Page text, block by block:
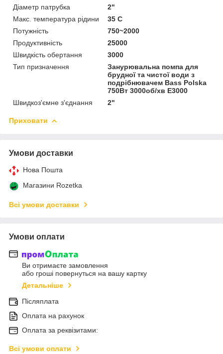
Діаметр патрубка
2"
Макс. температура рідини
35 C
Потужність
750~2000
Продуктивність
25000
Швидкість обертання
3000
Тип призначення
Занурювальна помпа для
брудної та чистої води з
подрібнювачем Bass Polska
750Вт 3000об/хв E3000
Швидкоз'ємне з'єднання
2"
Приховати
Умови доставки
Нова Пошта
Магазини Rozetka
Всі умови доставки
Умови оплати
Ви отримаєте замовлення
або гроші повернуться на вашу картку
Детальніше
Післяплата
Оплата на рахунок
Оплата за реквізитами:
Всі умови оплати